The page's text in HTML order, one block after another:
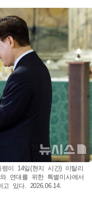
이 14일(현지 시간) 이탈리
연대를 위한 특별미사에서
있다. 2026.06.14.